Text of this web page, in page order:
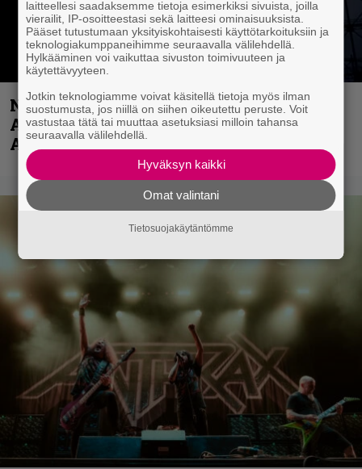
Näin lähtee Ghostin Tobias Forgelta
Accept – menossa mukana myös
Anthrax- ja Korn-miehistöä
laitteellesi saadaksemme tietoja esimerkiksi sivuista, joilla
vierailit, IP-osoitteestasi sekä laitteesi ominaisuuksista.
Pääset tutustumaan yksityiskohtaisesti käyttötarkoituksiin ja
teknologiakumppaneihimme seuraavalla välilehdellä.
Hylkääminen voi vaikuttaa sivuston toimivuuteen ja
käytettävyyteen.
Jotkin teknologiamme voivat käsitellä tietoja myös ilman
suostumusta, jos niillä on siihen oikeutettu peruste. Voit
vastustaa tätä tai muuttaa asetuksiasi milloin tahansa
seuraavalla välilehdellä.
Hyväksyn kaikki
Omat valintani
Tietosuojakäytäntömme